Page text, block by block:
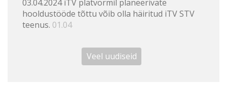
03.04.2024 iTV platvormil planeerivate
hooldustööde tõttu võib olla häiritud iTV STV
teenus. 01.04
Veel uudiseid